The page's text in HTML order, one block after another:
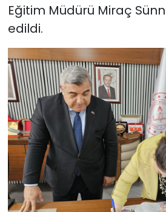
Eğitim Müdürü Miraç
edildi.